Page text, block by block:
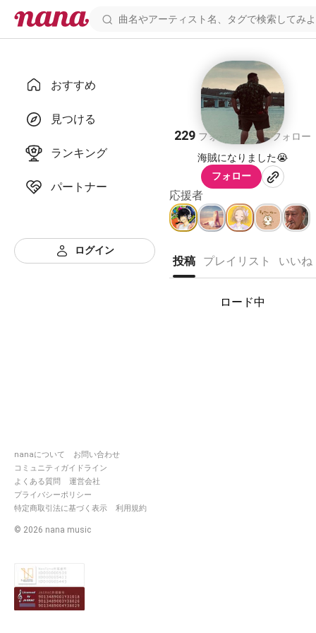
おすすめ
見つける
ランキング
パートナー
ログイン
nanaについて
お問い合わせ
コミュニティガイドライン
よくある質問
運営会社
プライバシーポリシー
特定商取引法に基づく表示
利用規約
© 2026 nana music
おぐさん
229 フォロワー106 フォロー
海賊になりました😭
フォロー
応援者
投稿 プレイリスト いいね
ロード中